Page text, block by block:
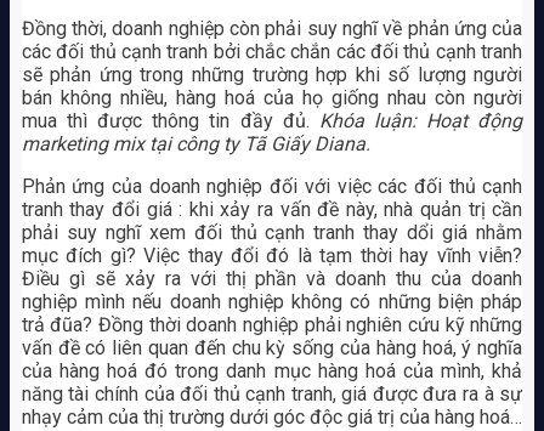
Đồng thời, doanh nghiệp còn phải suy nghĩ về phản ứng của
các đối thủ cạnh tranh bởi chắc chắn các đối thủ cạnh tranh
sẽ phản ứng trong những trường hợp khi số lượng người
bán không nhiều, hàng hoá của họ giống nhau còn người
mua thì được thông tin đầy đủ. Khóa luận: Hoạt động
marketing mix tại công ty Tã Giấy Diana.
Phản ứng của doanh nghiệp đối với việc các đối thủ cạnh
tranh thay đổi giá : khi xảy ra vấn đề này, nhà quản trị cần
phải suy nghĩ xem đối thủ cạnh tranh thay dổi giá nhằm
mục đích gì? Việc thay đổi đó là tạm thời hay vĩnh viễn?
Điều gì sẽ xảy ra với thị phần và doanh thu của doanh
nghiệp mình nếu doanh nghiệp không có những biện pháp
trả đũa? Đồng thời doanh nghiệp phải nghiên cứu kỹ những
vấn đề có liên quan đến chu kỳ sống của hàng hoá, ý nghĩa
của hàng hoá đó trong danh mục hàng hoá của mình, khả
năng tài chính của đối thủ cạnh tranh, giá được đưa ra à sự
nhạy cảm của thị trường dưới góc độc giá trị của hàng hoá…